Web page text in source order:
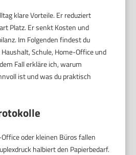
klare Vorteile. Er reduziert
Platz. Er senkt Kosten und
Im Folgenden findest du
Schule, Home-Office und
Fall erkläre ich, warum
ist und was du praktisch
oder kleinen Büros fallen
halbiert den Papierbedarf.